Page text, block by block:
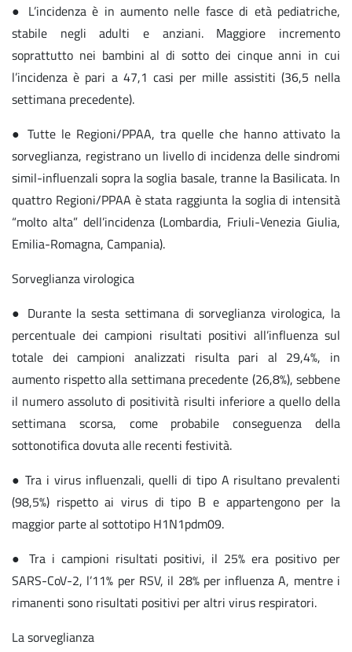
● L’incidenza è in aumento nelle fasce di età pediatriche,
stabile negli adulti e anziani. Maggiore incremento
soprattutto nei bambini al di sotto dei cinque anni in cui
l’incidenza è pari a 47,1 casi per mille assistiti (36,5 nella
settimana precedente).
● Tutte le Regioni/PPAA, tra quelle che hanno attivato la
sorveglianza, registrano un livello di incidenza delle sindromi
simil-influenzali sopra la soglia basale, tranne la Basilicata. In
quattro Regioni/PPAA è stata raggiunta la soglia di intensità
“molto alta” dell’incidenza (Lombardia, Friuli-Venezia Giulia,
Emilia-Romagna, Campania).
Sorveglianza virologica
● Durante la sesta settimana di sorveglianza virologica, la
percentuale dei campioni risultati positivi all’influenza sul
totale dei campioni analizzati risulta pari al 29,4%, in
aumento rispetto alla settimana precedente (26,8%), sebbene
il numero assoluto di positività risulti inferiore a quello della
settimana scorsa, come probabile conseguenza della
sottonotifica dovuta alle recenti festività.
● Tra i virus influenzali, quelli di tipo A risultano prevalenti
(98,5%) rispetto ai virus di tipo B e appartengono per la
maggior parte al sottotipo H1N1pdm09.
● Tra i campioni risultati positivi, il 25% era positivo per
SARS-CoV-2, l’11% per RSV, il 28% per influenza A, mentre i
rimanenti sono risultati positivi per altri virus respiratori.
La sorveglianza